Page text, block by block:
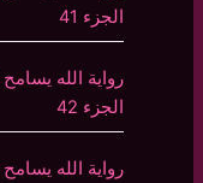
الجزء 41
رواية الله
الجزء 42
رواية الله